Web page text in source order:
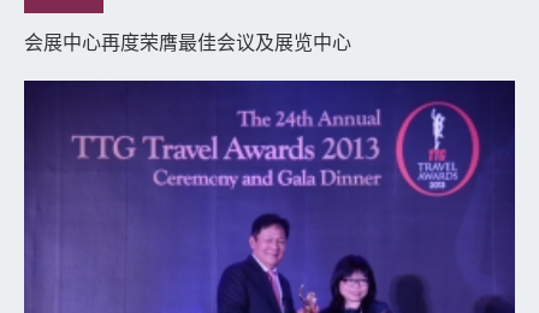
会展中心再度荣膺最佳会议及展览中心